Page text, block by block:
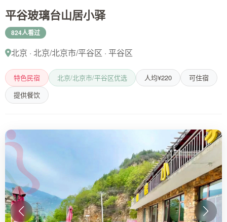
平谷玻璃台山居小驿
824人看过
北京 · 北京/北京市/平谷区 · 平谷区
特色民宿 北京/北京市/平谷区优选 人均¥220
可住宿
提供餐饮